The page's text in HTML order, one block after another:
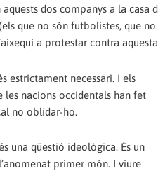
dos companys a la
que no són futbolistes, que
a protestar contra
estrictament necessari. I els
les nacions occidentals han fet
no oblidar-ho.
una qüestió ideològica. És un
primer món. I viure